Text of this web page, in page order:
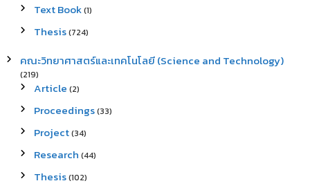
Text Book(1)
Thesis(724)
คณะวิทยาศาสตร์และเทคโนโลยี (Science and Technology)
(219)
Article (2)
Proceedings(33)
Project(34)
Research (44)
Thesis(102)